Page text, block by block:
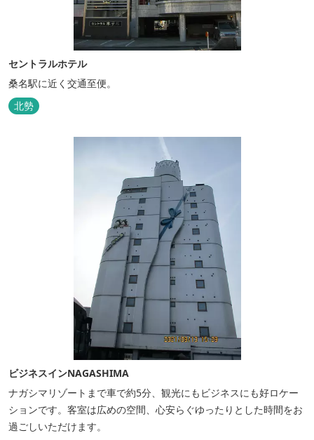
セントラルホテル
桑名駅に近く交通至便。
北勢
ビジネスインNAGASHIMA
ナガシマリゾートまで車で約5分、観光にもビジネスにも好ロケー
ションです。客室は広めの空間、心安らぐゆったりとした時間をお
過ごしいただけます。